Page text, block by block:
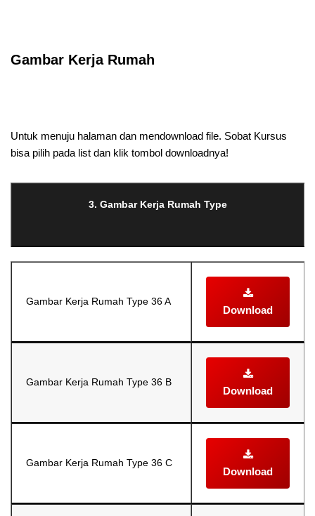
Gambar Kerja Rumah
Untuk menuju halaman dan mendownload file. Sobat Kursus
bisa pilih pada list dan klik tombol downloadnya!
3. Gambar Kerja Rumah Type
Gambar Kerja Rumah Type 36 A
Download
Gambar Kerja Rumah Type 36 B
Download
Gambar Kerja Rumah Type 36 C
Download